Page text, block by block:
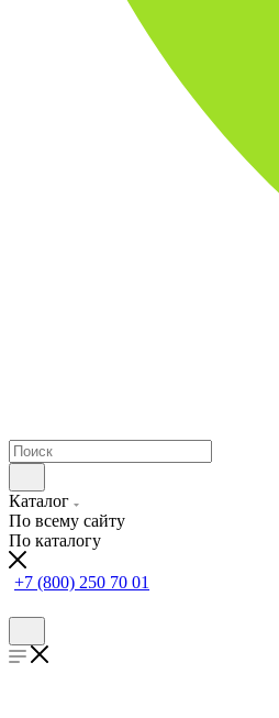
Каталог
По всему сайту
По каталогу
+7 (800) 250 70 01